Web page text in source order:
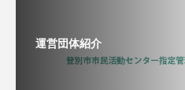
運営団体紹介